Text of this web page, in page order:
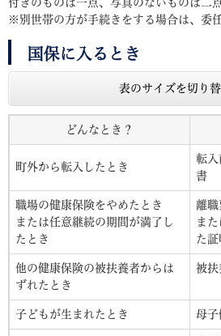
付きのものは一点、写真のないものは二
※別世帯の方が手続きをする場合は、委
国保に入るとき
表のサイズを切り
どんなとき？
町外から転入したとき
転入
書
職場の健康保険をやめたとき
または任意継続の期間が満了し
たとき
離職
ま
た証
他の健康保険の被扶養者からは
ずれたとき
被扶
子どもが生まれたとき 母子